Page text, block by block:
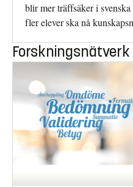
blir mer träffsäker i
fler elever ska nå
Forskningsnätverk